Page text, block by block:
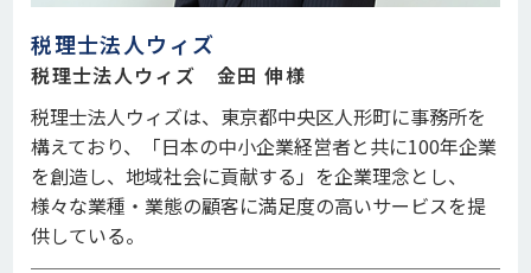
税理士法人ウィズ
税理士法人ウィズ 金田 伸様
税理士法人ウィズは、東京都中央区人形町に事務所を
構えており、「日本の中小企業経営者と共に100年企業
を創造し、地域社会に貢献する」を企業理念とし、
様々な業種・業態の顧客に満足度の高いサービスを提
供している。